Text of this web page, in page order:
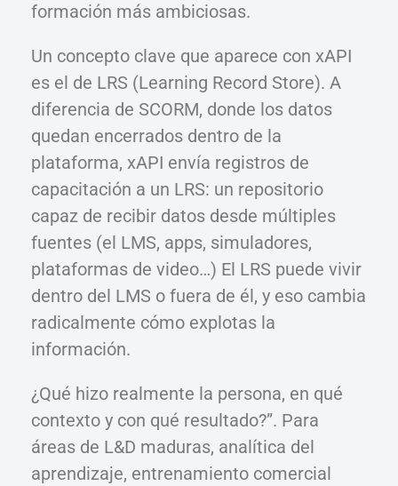
formación más ambiciosas.
Un concepto clave que aparece con xAPI
es el de LRS (Learning Record Store). A
diferencia de SCORM, donde los datos
quedan encerrados dentro de la
plataforma, xAPI envía registros de
capacitación a un LRS: un repositorio
capaz de recibir datos desde múltiples
fuentes (el LMS, apps, simuladores,
plataformas de video…) El LRS puede vivir
dentro del LMS o fuera de él, y eso cambia
radicalmente cómo explotas la
información.
¿Qué hizo realmente la persona, en qué
contexto y con qué resultado?”. Para
áreas de L&D maduras, analítica del
aprendizaje, entrenamiento comercial